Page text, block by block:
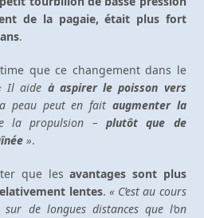
de la pagaie, était plus fort
.
que ce changement dans le
Il aide à aspirer le poisson vers
peau peut en fait augmenter la
la propulsion – plutôt que de
».
que lesavantages sont plus
lentes. « C’est au cours
de longues distances que l’on